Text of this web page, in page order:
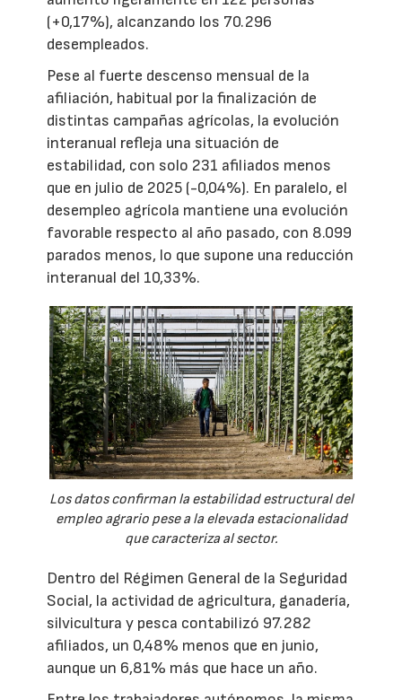
(+0,17%), alcanzando los 70.296
desempleados.
Pese al fuerte descenso mensual de la
afiliación, habitual por la finalización de
distintas campañas agrícolas, la evolución
interanual refleja una situación de
estabilidad, con solo 231 afiliados menos
que en julio de 2025 (-0,04%). En paralelo, el
desempleo agrícola mantiene una evolución
favorable respecto al año pasado, con 8.099
parados menos, lo que supone una reducción
interanual del 10,33%.
Los datos confirman la estabilidad estructural del
empleo agrario pese a la elevada estacionalidad
que caracteriza al sector.
Dentro del Régimen General de la Seguridad
Social, la actividad de agricultura, ganadería,
silvicultura y pesca contabilizó 97.282
afiliados, un 0,48% menos que en junio,
aunque un 6,81% más que hace un año.